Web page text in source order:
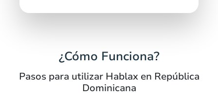
¿Cómo Funciona?
Pasos para utilizar Hablax en República
Dominicana